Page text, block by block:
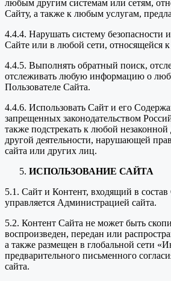
любым другим системам или сетям,
Сайту, а также к любым услугам,
4.4.4. Нарушать систему безопасности
Сайте или в любой сети, относящейся к
4.4.5. Выполнять обратный поиск,
отслеживать любую информацию о
Пользователе Сайта.
4.4.6. Использовать Сайт и его
запрещенных законодательством
также подстрекать к любой незаконной
другой деятельности, нарушающей
сайта или других лиц.
ИСПОЛЬЗОВАНИЕ САЙТА
5.1. Сайт и Контент, входящий в
управляется Администрацией сайта.
5.2. Контент Сайта не может быть
воспроизведен, передан или
а также размещен в глобальной сети
предварительного письменного
сайта.